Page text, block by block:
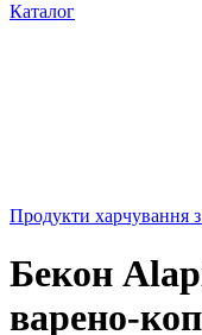
Каталог
Продукти харчування
Бекон
варено-